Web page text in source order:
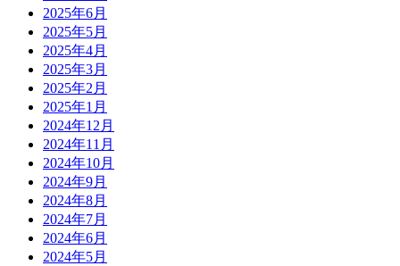
2025年6月
2025年5月
2025年4月
2025年3月
2025年2月
2025年1月
2024年12月
2024年11月
2024年10月
2024年9月
2024年8月
2024年7月
2024年6月
2024年5月